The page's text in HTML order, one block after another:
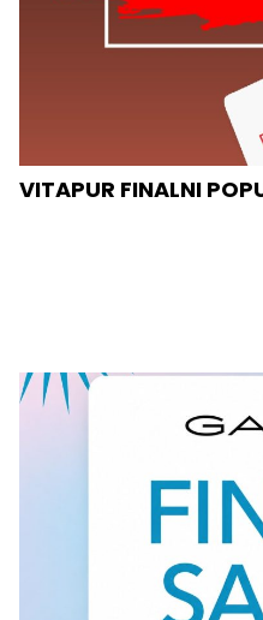
VITAPUR FINALNI